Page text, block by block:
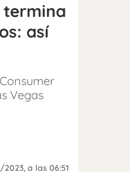
termina
así
Vegas
2023, a las 06:51